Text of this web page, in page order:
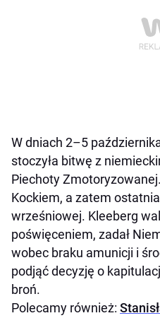
W dniach 2–5
stoczyła bitwę z
Piechoty
Kockiem, a zatem
wrześniowej. Kleeberg
poświęceniem, zadał
wobec braku amunicji i
podjąć decyzję o
broń.
Polecamy również: